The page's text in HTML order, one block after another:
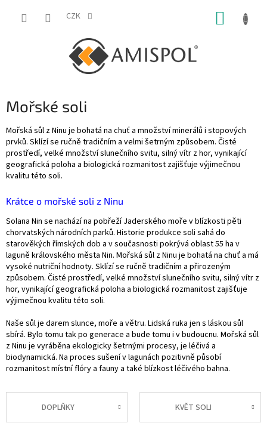
CZK
Mořské soli
Mořská sůl z Ninu je bohatá na chuť a množství minerálů i stopových
prvků. Sklízí se ručně tradičním a velmi šetrným způsobem. Čisté
prostředí, velké množství slunečního svitu, silný vítr z hor, vynikající
geografická poloha a biologická rozmanitost zajišťuje výjimečnou
kvalitu této soli.
Krátce o mořské soli z Ninu
Solana Nin se nachází na pobřeží Jaderského moře v blízkosti pěti
chorvatských národních parků. Historie produkce soli sahá do
starověkých římských dob a v současnosti pokrývá oblast 55 ha v
laguně královského města Nin. Mořská sůl z Ninu je bohatá na chuť a má
vysoké nutriční hodnoty. Sklízí se ručně tradičním a přirozeným
způsobem. Čisté prostředí, velké množství slunečního svitu, silný vítr z
hor, vynikající geografická poloha a biologická rozmanitost zajišťuje
výjimečnou kvalitu této soli.
Naše sůl je darem slunce, moře a větru. Lidská ruka jen s láskou sůl
sbírá. Bylo tomu tak po generace a bude tomu i v budoucnu. Mořská sůl
z Ninu je vyráběna ekologicky šetrnými procesy, je léčivá a
biodynamická. Na proces sušení v lagunách pozitivně působí
rozmanitost místní flóry a fauny a také blízkost léčivého bahna.
DOPLŇKY KVĚT SOLI